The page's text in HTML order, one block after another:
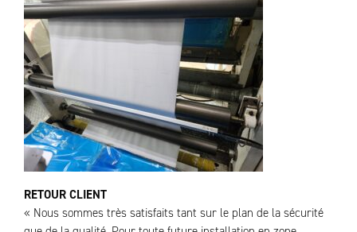
RETOUR CLIENT
« Nous sommes très satisfaits tant sur le plan de la sécurité